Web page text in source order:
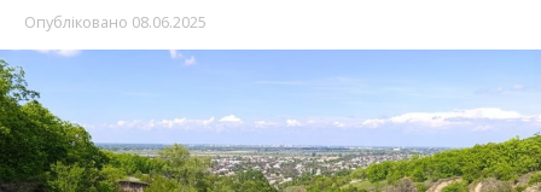
Опубліковано 08.06.2025